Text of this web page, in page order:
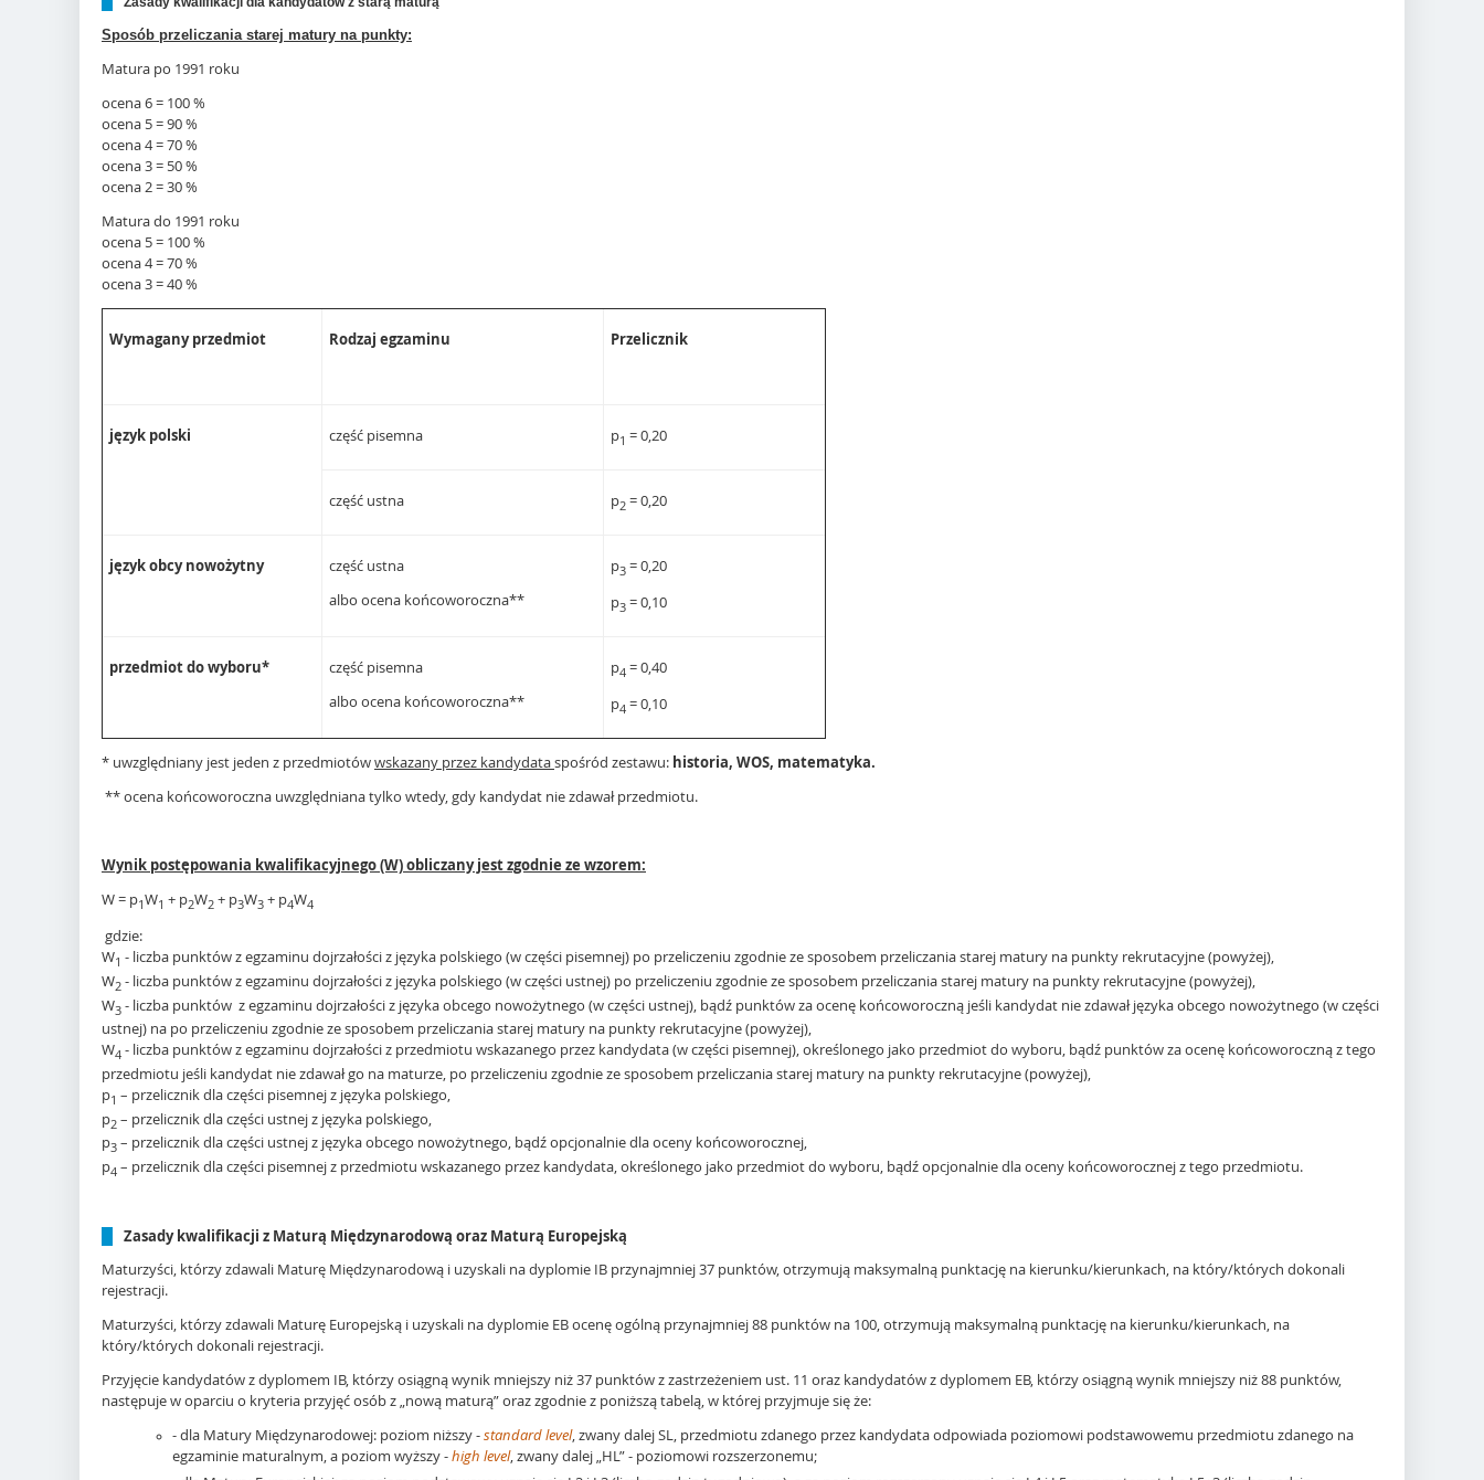
Sposób przeliczania starej matury na punkty:
Matura po 1991 roku
ocena 6 = 100 %
ocena 5 = 90 %
ocena 4 = 70 %
ocena 3 = 50 %
ocena 2 = 30 %
Matura do 1991 roku
ocena 5 = 100 %
ocena 4 = 70 %
ocena 3 = 40 %
Wymagany przedmiot Rodzaj egzaminu Przelicznik
język polski część pisemna p1 = 0,20
część ustna p2 = 0,20
język obcy nowożytny
część ustna
albo ocena końcoworoczna**
p3 = 0,20
p3 = 0,10
przedmiot do wyboru*
część pisemna
albo ocena końcoworoczna**
p4 = 0,40
p4 = 0,10
* uwzględniany jest jeden z przedmiotówwskazany przez kandydataspośród zestawu: historia, WOS, matematyka.
** ocena końcoworoczna uwzględniana tylko wtedy, gdy kandydat nie zdawał przedmiotu.
Wynik postępowania kwalifikacyjnego (W) obliczany jest zgodnie ze wzorem:
W = p1W1 + p2W2 + p3W3 + p4W4
gdzie:
W1 - liczba punktów z egzaminu dojrzałości z języka polskiego (w części pisemnej) po przeliczeniu zgodnie ze sposobem przeliczania starej matury na punkty rekrutacyjne (powyżej),
W2 - liczba punktów z egzaminu dojrzałości z języka polskiego (w części ustnej) po przeliczeniu zgodnie ze sposobem przeliczania starej matury na punkty rekrutacyjne (powyżej),
W3 - liczba punktów z egzaminu dojrzałości z języka obcego nowożytnego (w części ustnej), bądź punktów za ocenę końcoworoczną jeśli kandydat nie zdawał języka obcego nowożytnego (w części
ustnej) na po przeliczeniu zgodnie ze sposobem przeliczania starej matury na punkty rekrutacyjne (powyżej),
W4 - liczba punktów z egzaminu dojrzałości z przedmiotu wskazanego przez kandydata (w części pisemnej), określonego jako przedmiot do wyboru, bądź punktów za ocenę końcoworoczną z tego
przedmiotu jeśli kandydat nie zdawał go na maturze, po przeliczeniu zgodnie ze sposobem przeliczania starej matury na punkty rekrutacyjne (powyżej),
p1 – przelicznik dla części pisemnej z języka polskiego,
p2 – przelicznik dla części ustnej z języka polskiego,
p3 – przelicznik dla części ustnej z języka obcego nowożytnego, bądź opcjonalnie dla oceny końcoworocznej,
p4 – przelicznik dla części pisemnej z przedmiotu wskazanego przez kandydata, określonego jako przedmiot do wyboru, bądź opcjonalnie dla oceny końcoworocznej z tego przedmiotu.
Zasady kwalifikacji z Maturą Międzynarodową oraz Maturą Europejską
Maturzyści, którzy zdawali Maturę Międzynarodową i uzyskali na dyplomie IB przynajmniej 37 punktów, otrzymują maksymalną punktację na kierunku/kierunkach, na który/których dokonali
rejestracji.
Maturzyści, którzy zdawali Maturę Europejską i uzyskali na dyplomie EB ocenę ogólną przynajmniej 88 punktów na 100, otrzymują maksymalną punktację na kierunku/kierunkach, na
który/których dokonali rejestracji.
Przyjęcie kandydatów z dyplomem IB, którzy osiągną wynik mniejszy niż 37 punktów z zastrzeżeniem ust. 11 oraz kandydatów z dyplomem EB, którzy osiągną wynik mniejszy niż 88 punktów,
następuje w oparciu o kryteria przyjęć osób z „nową maturą” oraz zgodnie z poniższą tabelą, w której przyjmuje się że:
- dla Matury Międzynarodowej: poziom niższy -standard level, zwany dalej SL, przedmiotu zdanego przez kandydata odpowiada poziomowi podstawowemu przedmiotu zdanego na
egzaminie maturalnym, a poziom wyższy -high level, zwany dalej „HL” - poziomowi rozszerzonemu;